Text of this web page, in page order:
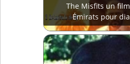
The Misfits un
Émirats pour